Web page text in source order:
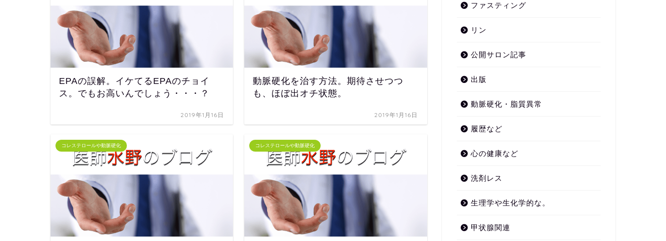
EPAの誤解。イケてるEPAのチョイ
ス。でもお高いんでしょう・・・？
2019年1月16日
動脈硬化を治す方法。期待させつつ
も、ほぼ出オチ状態。
2019年1月16日
コレステロールや動脈硬化 コレステロールや動脈硬化
ファスティング
リン
公開サロン記事
出版
動脈硬化・脂質異常
履歴など
心の健康など
洗剤レス
生理学や生化学的な。
甲状腺関連